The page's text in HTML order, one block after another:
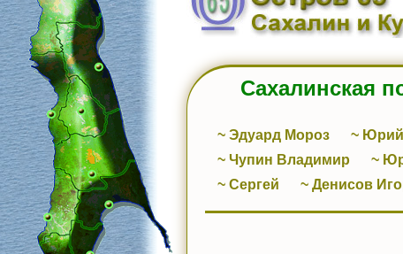
Сахалинская
~ Эдуард Мороз ~
~ Чупин Владимир
~
~ Сергей
~ Денисов